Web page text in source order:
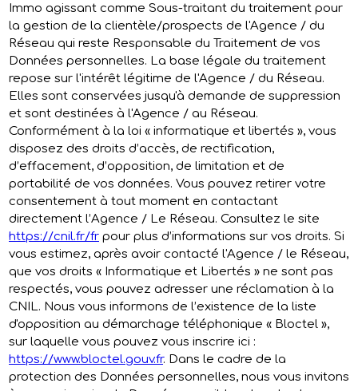
Immo agissant comme Sous-traitant du traitement pour
la gestion de la clientèle/prospects de l'Agence / du
Réseau qui reste Responsable du Traitement de vos
Données personnelles. La base légale du traitement
repose sur l'intérêt légitime de l'Agence / du Réseau.
Elles sont conservées jusqu'à demande de suppression
et sont destinées à l'Agence / au Réseau.
Conformément à la loi « informatique et libertés », vous
disposez des droits d’accès, de rectification,
d’effacement, d’opposition, de limitation et de
portabilité de vos données. Vous pouvez retirer votre
consentement à tout moment en contactant
directement l’Agence / Le Réseau. Consultez le site
https://cnil.fr/fr pour plus d’informations sur vos droits. Si
vous estimez, après avoir contacté l'Agence / le Réseau,
que vos droits « Informatique et Libertés » ne sont pas
respectés, vous pouvez adresser une réclamation à la
CNIL. Nous vous informons de l’existence de la liste
d'opposition au démarchage téléphonique « Bloctel »,
sur laquelle vous pouvez vous inscrire ici :
https://www.bloctel.gouv.fr. Dans le cadre de la
protection des Données personnelles, nous vous invitons